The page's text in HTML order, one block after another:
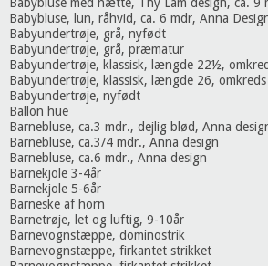
Babybluse, lun, råhvid, ca. 6 mdr, Anna
Babyundertrøje, grå, nyfødt
Babyundertrøje, grå, præmatur
Babyundertrøje, klassisk, længde 22½,
Babyundertrøje, klassisk, længde 26,
Babyundertrøje, nyfødt
Ballon hue
Barnebluse, ca.3 mdr., dejlig blød, Anna
Barnebluse, ca.3/4 mdr., Anna design
Barnebluse, ca.6 mdr., Anna design
Barnekjole 3-4år
Barnekjole 5-6år
Barneske af horn
Barnetrøje, let og luftig, 9-10år
Barnevognstæppe, dominostrik
Barnevognstæppe, firkantet strikket